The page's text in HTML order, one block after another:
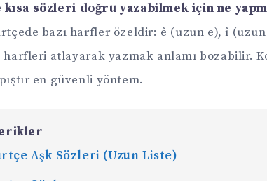
sözleri doğru yazabilmek için ne
bazı harfler özeldir: ê (uzun e), î
harfleri atlayarak yazmak anlamı bozabilir.
en güvenli yöntem.
Aşk Sözleri (Uzun Liste)